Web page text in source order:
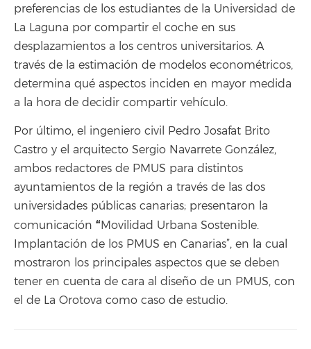
preferencias de los estudiantes de la Universidad de
La Laguna por compartir el coche en sus
desplazamientos a los centros universitarios. A
través de la estimación de modelos econométricos,
determina qué aspectos inciden en mayor medida
a la hora de decidir compartir vehículo.
Por último, el ingeniero civil Pedro Josafat Brito
Castro y el arquitecto Sergio Navarrete González,
ambos redactores de PMUS para distintos
ayuntamientos de la región a través de las dos
universidades públicas canarias; presentaron la
comunicación “Movilidad Urbana Sostenible.
Implantación de los PMUS en Canarias”, en la cual
mostraron los principales aspectos que se deben
tener en cuenta de cara al diseño de un PMUS, con
el de La Orotova como caso de estudio.